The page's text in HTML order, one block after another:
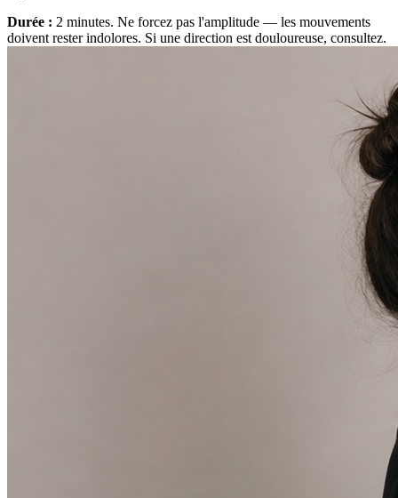
Durée : 2 minutes. Ne forcez pas l'amplitude — les mouvements
doivent rester indolores. Si une direction est douloureuse, consultez.